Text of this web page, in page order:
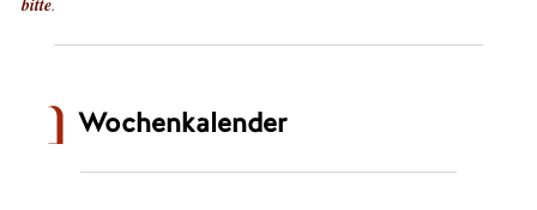
Wochenkalender